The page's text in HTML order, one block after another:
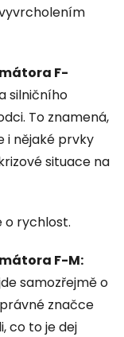
F-
silničního
To znamená,
i nějaké prvky
situace na
o rychlost.
F-M:
samozřejmě o
značce
co to je dej